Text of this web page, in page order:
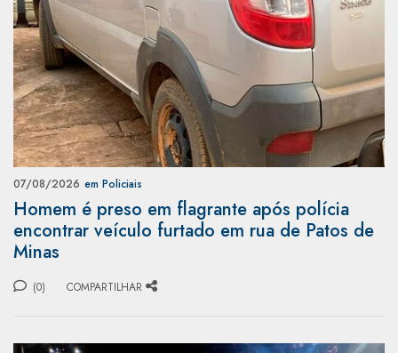
07/08/2026 em Policiais
Homem é preso em flagrante após polícia
encontrar veículo furtado em rua de Patos de
Minas
(0) COMPARTILHAR